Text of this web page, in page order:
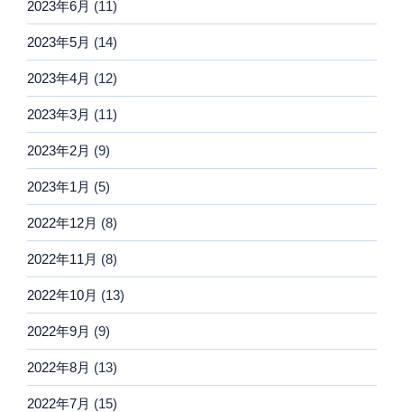
2023年6月 (11)
2023年5月 (14)
2023年4月 (12)
2023年3月 (11)
2023年2月 (9)
2023年1月 (5)
2022年12月 (8)
2022年11月 (8)
2022年10月 (13)
2022年9月 (9)
2022年8月 (13)
2022年7月 (15)